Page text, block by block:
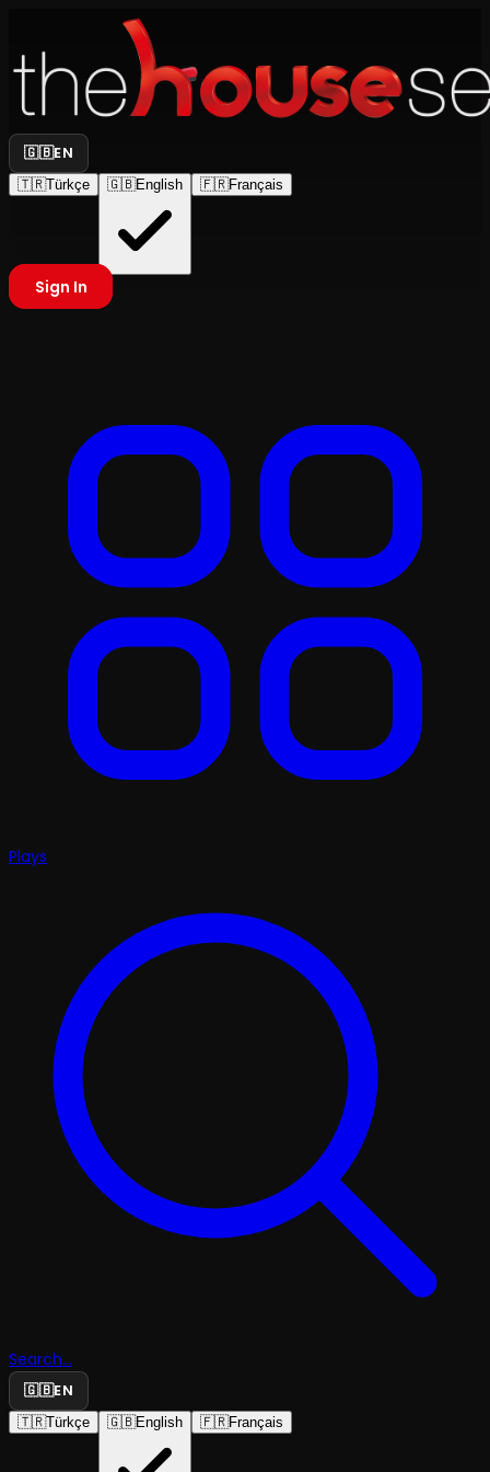
🇬🇧EN
🇹🇷Türkçe 🇬🇧English 🇫🇷Français
Sign In
Plays
Search...
🇬🇧EN
🇹🇷Türkçe 🇬🇧English 🇫🇷Français